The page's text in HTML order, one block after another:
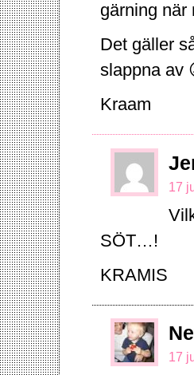
gärning när
Det gäller
slappna av
Kraam
17
SÖT…!
KRAMIS
17